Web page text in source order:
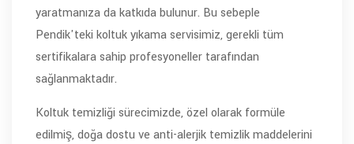
yaratmanıza da katkıda bulunur. Bu sebeple
Pendik'teki koltuk yıkama servisimiz, gerekli tüm
sertifikalara sahip profesyoneller tarafından
sağlanmaktadır.
Koltuk temizliği sürecimizde, özel olarak formüle
edilmiş, doğa dostu ve anti-alerjik temizlik maddelerini